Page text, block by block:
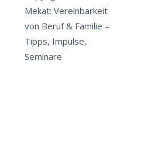
Mekat: Vereinbarkeit
von Beruf & Familie –
Tipps, Impulse,
Seminare